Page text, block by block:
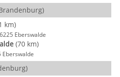
km)
Eberswalde
(70 km)
Eberswalde